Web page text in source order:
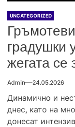
UNCATEGORIZED
градушки
жегата
Admin 24.05.2026
Динамично и
днес, като на
донесат